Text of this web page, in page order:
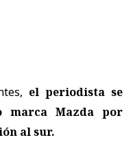
el periodista se
marca Mazda por
al sur.